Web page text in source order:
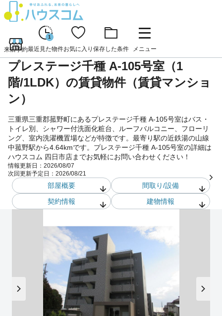
来店予約
1
最近見た物件お気に入り 保存した条件 メニュー
プレステージ千種 A-105号室（1
階/1LDK）の賃貸物件（賃貸マンショ
ン）
三重県三重郡菰野町にあるプレステージ千種 A-105号室はバス・
トイレ別、シャワー付洗面化粧台、ルーフバルコニー、フローリ
ング、室内洗濯機置場などが特徴です。最寄り駅の近鉄湯の山線
中菰野駅から4.64kmです。プレステージ千種 A-105号室の詳細は
ハウスコム 四日市店までお気軽にお問い合わせください！
情報更新日： 2026/08/07
次回更新予定日： 2026/08/21
部屋概要
間取り/設備
契約情報
建物情報